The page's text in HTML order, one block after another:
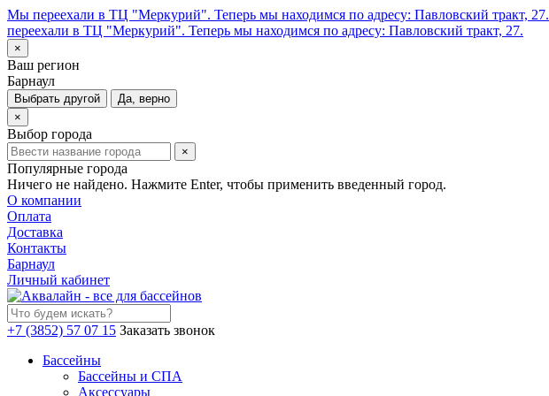
Мы переехали в ТЦ "Меркурий". Теперь мы находимся по адресу: Павловский тракт, 27.
переехали в ТЦ "Меркурий". Теперь мы находимся по адресу: Павловский тракт, 27.
×
Ваш регион
Барнаул
Выбрать другой
Да, верно
×
Выбор города
×
Популярные города
Ничего не найдено. Нажмите Enter, чтобы применить введенный город.
О компании
Оплата
Доставка
Контакты
Барнаул
Личный кабинет
+7 (3852) 57 07 15 Заказать звонок
Бассейны
Бассейны и СПА
Аксессуары